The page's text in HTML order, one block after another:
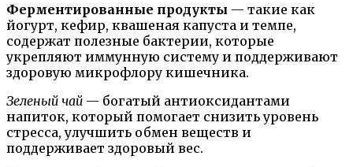
Ферментированные продукты — такие как
йогурт, кефир, квашеная капуста и темпе,
содержат полезные бактерии, которые
укрепляют иммунную систему и поддерживают
здоровую микрофлору кишечника.
Зеленый чай — богатый антиоксидантами
напиток, который помогает снизить уровень
стресса, улучшить обмен веществ и
поддерживает здоровый вес.